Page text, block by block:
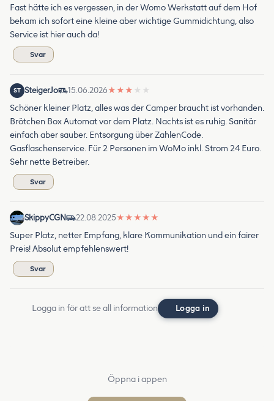
Fast hätte ich es vergessen, in der Womo Werkstatt auf dem Hof
bekam ich sofort eine kleine aber wichtige Gummidichtung, also
Service ist hier auch da!
Svar
ST SteigerJo 15.06.2026★ ★ ★ ★ ★
Schöner kleiner Platz, alles was der Camper braucht ist vorhanden.
Brötchen Box Automat vor dem Platz. Nachts ist es ruhig. Sanitär
einfach aber sauber. Entsorgung über ZahlenCode.
Gasflaschenservice. Für 2 Personen im WoMo inkl. Strom 24 Euro.
Sehr nette Betreiber.
Svar
SkippyCGN 22.08.2025★ ★ ★ ★ ★
Super Platz, netter Empfang, klare Kommunikation und ein fairer
Preis! Absolut empfehlenswert!
Svar
Logga in för att se all information Logga in
Öppna i appen